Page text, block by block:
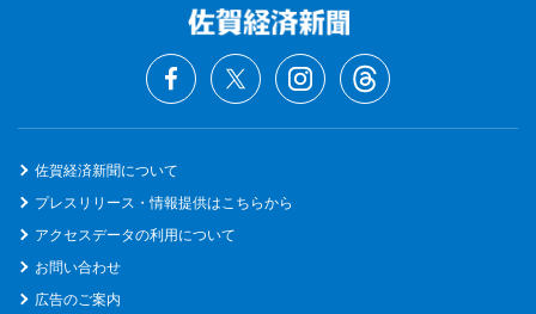
佐賀経済新聞について
プレスリリース・情報提供はこちらから
アクセスデータの利用について
お問い合わせ
広告のご案内